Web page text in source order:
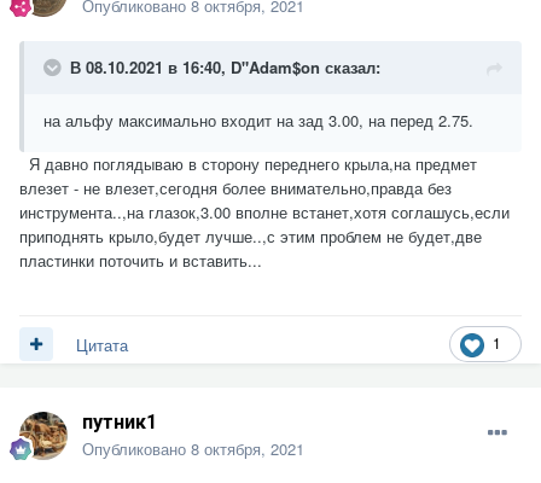
Опубликовано 8 октября, 2021
В 08.10.2021 в 16:40, D"Adam$on сказал:
на альфу максимально входит на зад 3.00, на перед 2.75.
Я давно поглядываю в сторону переднего крыла,на предмет
влезет - не влезет,сегодня более внимательно,правда без
инструмента..,на глазок,3.00 вполне встанет,хотя соглашусь,если
приподнять крыло,будет лучше..,с этим проблем не будет,две
пластинки поточить и вставить...
1
Цитата
путник1
Опубликовано 8 октября, 2021